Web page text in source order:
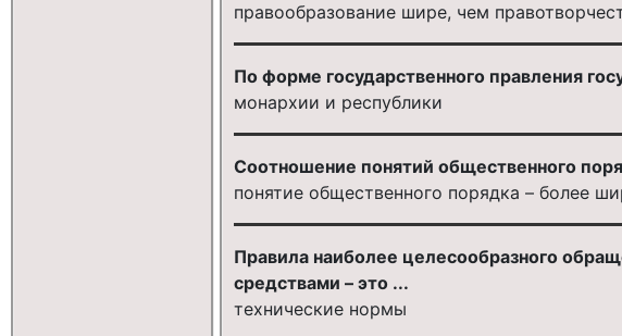
правообразование шире, чем
По форме государственного правления
монархии и республики
Соотношение понятий общественного
понятие общественного порядка – более
Правила наиболее целесообразного
средствами – это ...
технические нормы